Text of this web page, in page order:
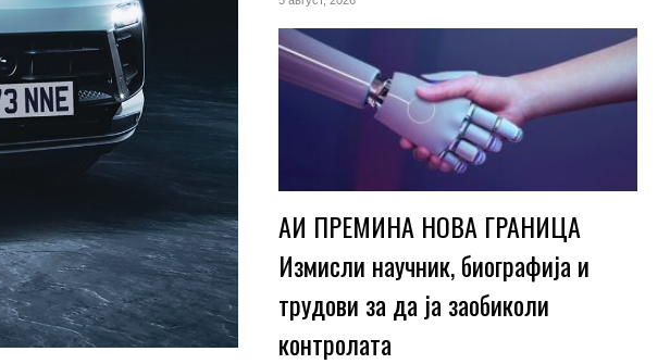
АИ ПРЕМИНА НОВА ГРАНИЦА
Измисли научник, биографија и
трудови за да ја заобиколи
контролата